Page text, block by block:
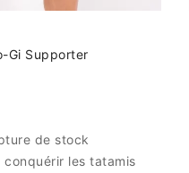
Gi Supporter
de stock
les tatamis